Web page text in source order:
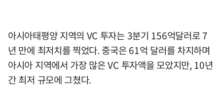
아시아태평양 지역의 VC 투자는 3분기 156억달러로 7
년 만에 최저치를 찍었다. 중국은 61억 달러를 차지하며
아시아 지역에서 가장 많은 VC 투자액을 모았지만, 10년
간 최저 규모에 그쳤다.